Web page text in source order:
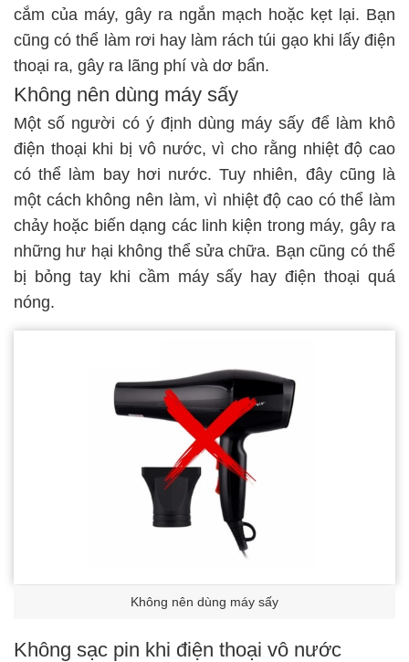
cắm của máy, gây ra ngắn mạch hoặc kẹt lại. Bạn
cũng có thể làm rơi hay làm rách túi gạo khi lấy điện
thoại ra, gây ra lãng phí và dơ bẩn.
Không nên dùng máy sấy
Một số người có ý định dùng máy sấy để làm khô
điện thoại khi bị vô nước, vì cho rằng nhiệt độ cao
có thể làm bay hơi nước. Tuy nhiên, đây cũng là
một cách không nên làm, vì nhiệt độ cao có thể làm
chảy hoặc biến dạng các linh kiện trong máy, gây ra
những hư hại không thể sửa chữa. Bạn cũng có thể
bị bỏng tay khi cầm máy sấy hay điện thoại quá
nóng.
Không nên dùng máy sấy
Không sạc pin khi điện thoại vô nước